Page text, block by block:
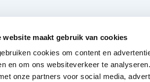
website maakt gebruik van cookies
cookies om content en
en om ons websiteverkeer te
onze partners voor social media,
Welke kamersteiger moet ik kopen?